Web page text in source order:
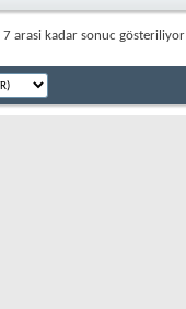
7 arasi kadar sonuc gösteriliyor